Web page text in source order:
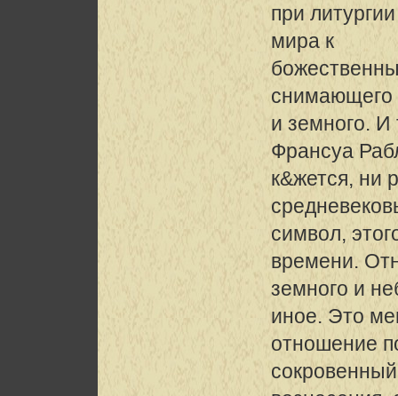
при
мира к
снимающего
и земного. И
Франсуа
к&жется, ни
символ,
времени.
земного и
иное. Это
отношение